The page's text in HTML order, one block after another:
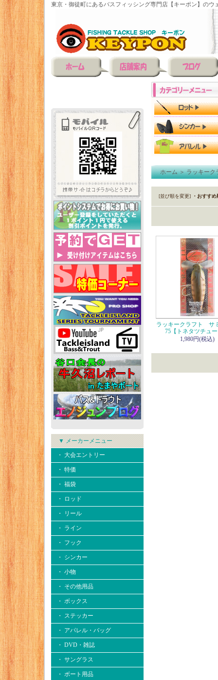
東京・御徒町にあるバスフィッシング専門店【キーポン】のウ
▼ メーカーメニュー
・ 大会エントリー
・ 特価
・ 福袋
・ ロッド
・ リール
・ ライン
・ フック
・ シンカー
・ 小物
・ その他用品
・ ボックス
・ ステッカー
・ アパレル・バッグ
・ DVD・雑誌
・ サングラス
・ ボート用品
ホーム＞ラッキーク
[並び順を変更] ・おすすめ
ラッキークラフト サ
75【トネタツチュ
1,980円(税込)